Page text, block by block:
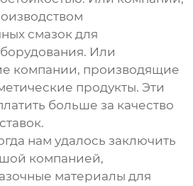
смазок для
Или
компании, производящие
продукты. Эти
больше за качество
нам удалось заключить
компанией,
материалы для